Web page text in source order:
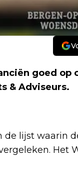
goed
& Adviseurs.
de lijst waarin
Het